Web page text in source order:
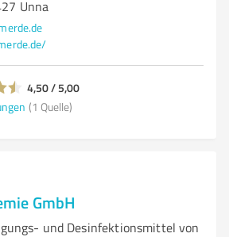
Unna
4,50 / 5,00
(1 Quelle)
GmbH
und Desinfektionsmittel von